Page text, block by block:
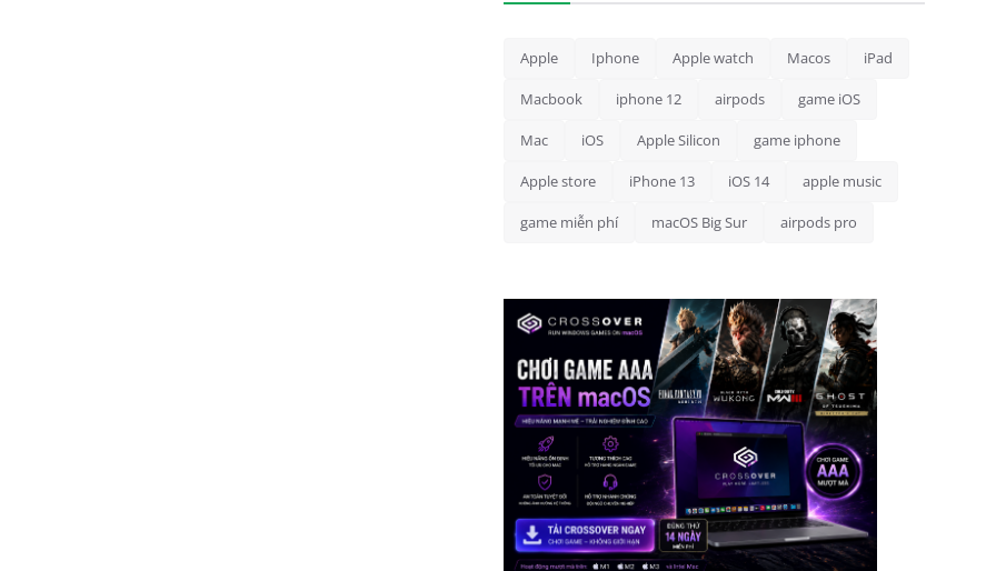
Apple Iphone Apple watch Macos iPad
Macbook iphone 12 airpods game iOS
Mac iOS Apple Silicon game iphone
Apple store iPhone 13 iOS 14 apple music
game miễn phí macOS Big Sur airpods pro